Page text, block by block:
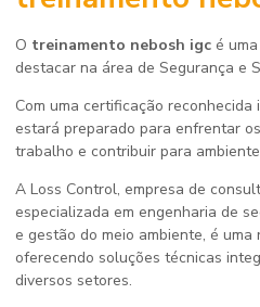
O treinamento nebosh igc é
destacar na área de Segurança e
Com uma certificação
estará preparado para enfrentar
trabalho e contribuir para
A Loss Control, empresa de
especializada em engenharia de
e gestão do meio ambiente, é
oferecendo soluções técnicas
diversos setores.